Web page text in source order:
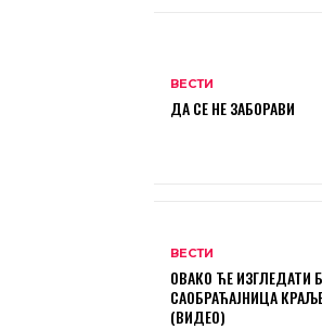
ВЕСТИ
ДА СЕ НЕ ЗАБОРАВИ
ВЕСТИ
ОВАКО ЋЕ ИЗГЛЕДАТИ
САОБРАЋАЈНИЦА
(ВИДЕО)